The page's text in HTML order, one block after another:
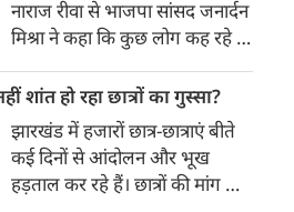
के तहत वर्ष 2026- 27 के लिए
आवेदन प्रक्रिया 11 अगस्त से शुरू
होगी। छात्र 11 से 25 अगस्त 2026
तक छात्रवृत्ति के लिए आवेदन कर
सकेंगे। जबकि वर्ष 2026-27 सत्र के
नए छात्र 11 अगस्त से 21 सितंबर
2026 तक आवेदन कर सकते हैं।
नाराज रीवा से भाजपा सांसद जनार्दन
मिश्रा ने कहा कि कुछ लोग कह रहे हैं
शुद्ध पेट्रोल चाहिए। उन्होंने सवालिया
लहजे में कहा कि शुद्ध पेट्रोल तुम्हारे
बाप के घर से आएगा? वीडियो सोशल
मीडिया पर वायरल हो गया।
शांत हो रहा छात्रों का गुस्सा?
झारखंड में हजारों छात्र-छात्राएं बीते
कई दिनों से आंदोलन और भूख
हड़ताल कर रहे हैं। छात्रों की मांग कोई